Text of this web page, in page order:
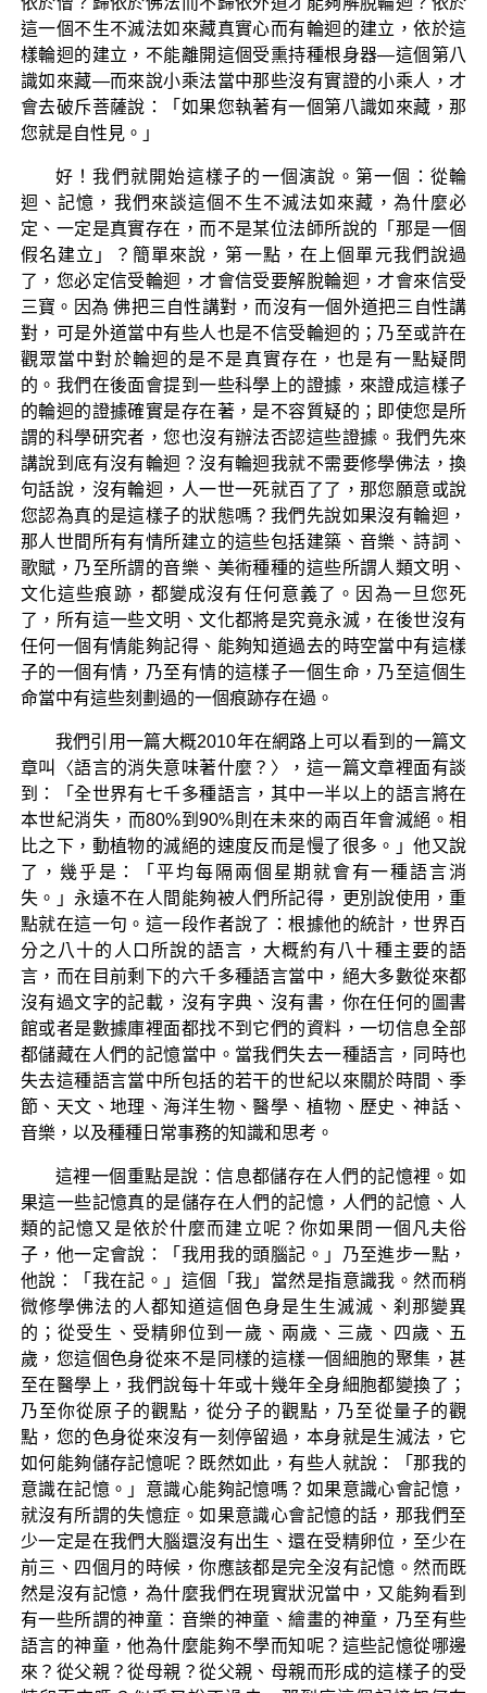
這一個不生不滅法如來藏真實心而有輪迴的建立，依於這
樣輪迴的建立，不能離開這個受熏持種根身器―這個第八
識如來藏―而來說小乘法當中那些沒有實證的小乘人，才
會去破斥菩薩說：「如果您執著有一個第八識如來藏，那
您就是自性見。」
好！我們就開始這樣子的一個演說。第一個：從輪
迴、記憶，我們來談這個不生不滅法如來藏，為什麼必
定、一定是真實存在，而不是某位法師所說的「那是一個
假名建立」？簡單來說，第一點，在上個單元我們說過
了，您必定信受輪迴，才會信受要解脫輪迴，才會來信受
三寶。因為 佛把三自性講對，而沒有一個外道把三自性講
對，可是外道當中有些人也是不信受輪迴的；乃至或許在
觀眾當中對於輪迴的是不是真實存在，也是有一點疑問
的。我們在後面會提到一些科學上的證據，來證成這樣子
的輪迴的證據確實是存在著，是不容質疑的；即使您是所
謂的科學研究者，您也沒有辦法否認這些證據。我們先來
講說到底有沒有輪迴？沒有輪迴我就不需要修學佛法，換
句話說，沒有輪迴，人一世一死就百了了，那您願意或說
您認為真的是這樣子的狀態嗎？我們先說如果沒有輪迴，
那人世間所有有情所建立的這些包括建築、音樂、詩詞、
歌賦，乃至所謂的音樂、美術種種的這些所謂人類文明、
文化這些痕跡，都變成沒有任何意義了。因為一旦您死
了，所有這一些文明、文化都將是究竟永滅，在後世沒有
任何一個有情能夠記得、能夠知道過去的時空當中有這樣
子的一個有情，乃至有情的這樣子一個生命，乃至這個生
命當中有這些刻劃過的一個痕跡存在過。
我們引用一篇大概2010年在網路上可以看到的一篇文
章叫〈語言的消失意味著什麼？〉，這一篇文章裡面有談
到：「全世界有七千多種語言，其中一半以上的語言將在
本世紀消失，而80%到90%則在未來的兩百年會滅絕。相
比之下，動植物的滅絕的速度反而是慢了很多。」他又說
了，幾乎是：「平均每隔兩個星期就會有一種語言消
失。」永遠不在人間能夠被人們所記得，更別說使用，重
點就在這一句。這一段作者說了：根據他的統計，世界百
分之八十的人口所說的語言，大概約有八十種主要的語
言，而在目前剩下的六千多種語言當中，絕大多數從來都
沒有過文字的記載，沒有字典、沒有書，你在任何的圖書
館或者是數據庫裡面都找不到它們的資料，一切信息全部
都儲藏在人們的記憶當中。當我們失去一種語言，同時也
失去這種語言當中所包括的若干的世紀以來關於時間、季
節、天文、地理、海洋生物、醫學、植物、歷史、神話、
音樂，以及種種日常事務的知識和思考。
這裡一個重點是說：信息都儲存在人們的記憶裡。如
果這一些記憶真的是儲存在人們的記憶，人們的記憶、人
類的記憶又是依於什麼而建立呢？你如果問一個凡夫俗
子，他一定會說：「我用我的頭腦記。」乃至進步一點，
他說：「我在記。」這個「我」當然是指意識我。然而稍
微修學佛法的人都知道這個色身是生生滅滅、刹那變異
的；從受生、受精卵位到一歲、兩歲、三歲、四歲、五
歲，您這個色身從來不是同樣的這樣一個細胞的聚集，甚
至在醫學上，我們說每十年或十幾年全身細胞都變換了；
乃至你從原子的觀點，從分子的觀點，乃至從量子的觀
點，您的色身從來沒有一刻停留過，本身就是生滅法，它
如何能夠儲存記憶呢？既然如此，有些人就說：「那我的
意識在記憶。」意識心能夠記憶嗎？如果意識心會記憶，
就沒有所謂的失憶症。如果意識心會記憶的話，那我們至
少一定是在我們大腦還沒有出生、還在受精卵位，至少在
前三、四個月的時候，你應該都是完全沒有記憶。然而既
然是沒有記憶，為什麼我們在現實狀況當中，又能夠看到
有一些所謂的神童：音樂的神童、繪畫的神童，乃至有些
語言的神童，他為什麼能夠不學而知呢？這些記憶從哪邊
來？從父親？從母親？從父親、母親而形成的這樣子的受